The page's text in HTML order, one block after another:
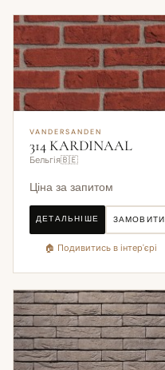
VANDERSANDEN
314 KARDINAAL
Бельгія🇧🇪
Ціна за запитом
ДЕТАЛЬНІШЕ ЗАМОВИТИ
🏠 Подивитись в інтер'єрі